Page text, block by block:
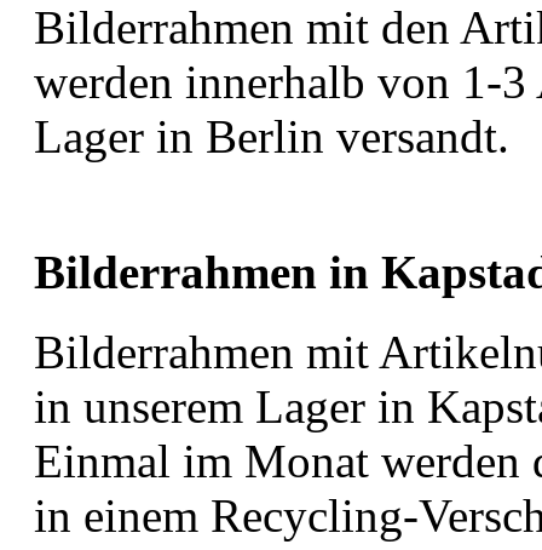
Bilderrahmen mit den
werden innerhalb von 1-3
Lager in Berlin versandt.
Bilderrahmen in
Bilderrahmen mit
in unserem Lager in
Einmal im Monat werden
in einem Recycling-